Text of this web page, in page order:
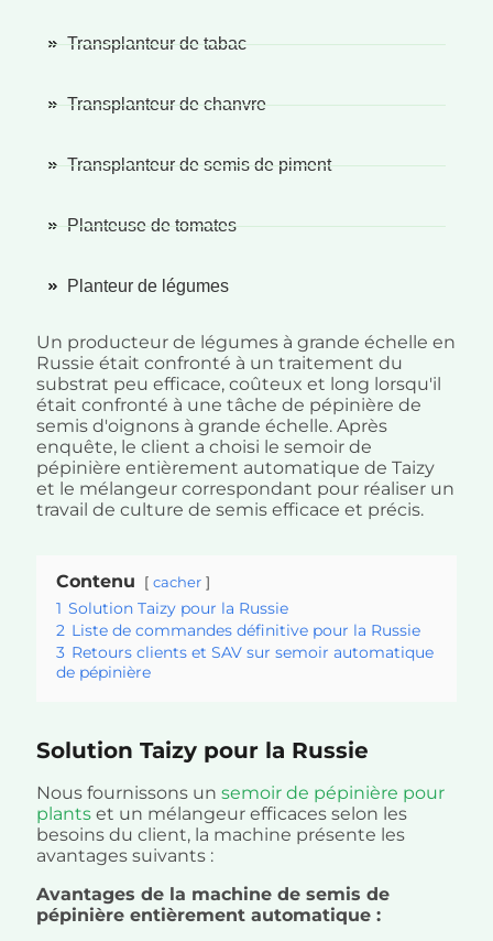
Transplanteur de tabac
Transplanteur de chanvre
Transplanteur de semis de piment
Planteuse de tomates
Planteur de légumes
Un producteur de légumes à grande échelle en
Russie était confronté à un traitement du
substrat peu efficace, coûteux et long lorsqu'il
était confronté à une tâche de pépinière de
semis d'oignons à grande échelle. Après
enquête, le client a choisi le semoir de
pépinière entièrement automatique de Taizy
et le mélangeur correspondant pour réaliser un
travail de culture de semis efficace et précis.
Contenu cacher
1 Solution Taizy pour la Russie
2 Liste de commandes définitive pour la Russie
3 Retours clients et SAV sur semoir automatique
de pépinière
Solution Taizy pour la Russie
Nous fournissons un semoir de pépinière pour
plants et un mélangeur efficaces selon les
besoins du client, la machine présente les
avantages suivants :
Avantages de la machine de semis de
pépinière entièrement automatique :